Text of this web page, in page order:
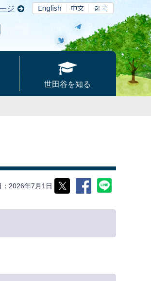
ジ
世田谷を知る
2026年7月1日